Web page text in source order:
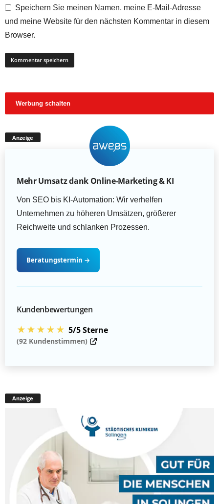
Speichern Sie meinen Namen, meine E-Mail-Adresse
und meine Website für den nächsten Kommentar in diesem
Browser.
Werbung schalten
Anzeige
Mehr Umsatz dank Online-Marketing & KI
Von SEO bis KI-Automation: Wir verhelfen
Unternehmen zu höheren Umsätzen, größerer
Reichweite und schlanken Prozessen.
Beratungstermin →
Kundenbewertungen
★★★★★ 5/5 Sterne
(92 Kundenstimmen)
Anzeige